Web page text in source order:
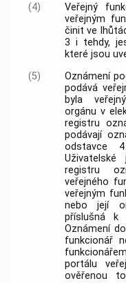
(4)
Veřejný
veřejným
činit ve
3 i tehdy,
které jsou
(5)
Oznámení
podává
byla
orgánu v
registru
podávají
odstavce
registru
veřejného
veřejným
nebo její
příslušná
Oznámení
funkcionář
portálu
ověřenou